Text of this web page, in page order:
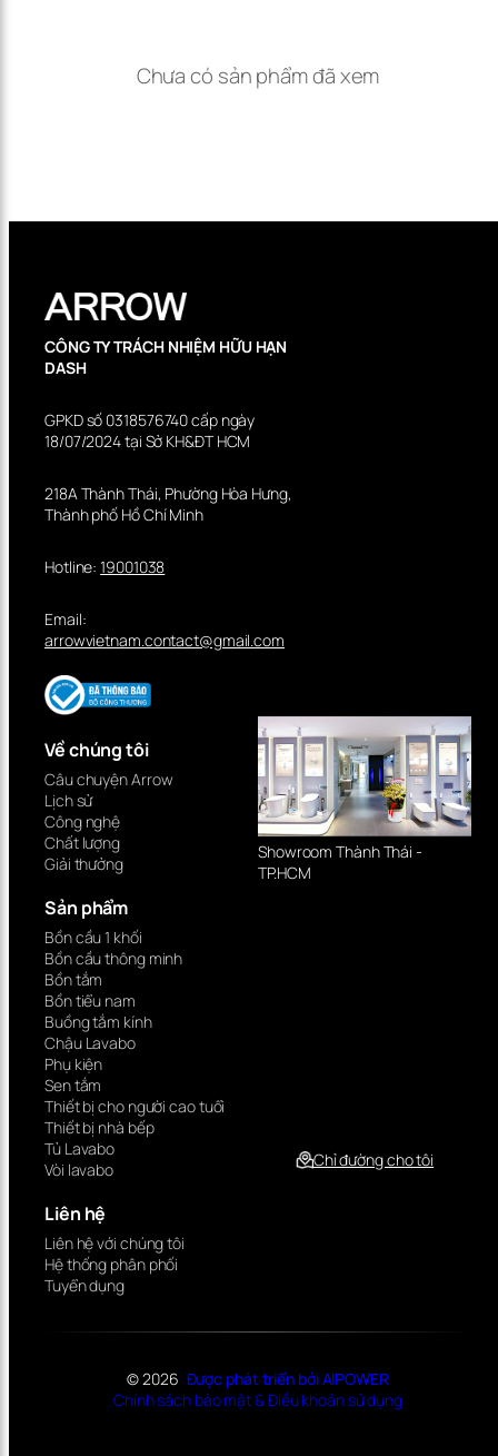
Chưa có sản phẩm đã xem
CÔNG TY TRÁCH NHIỆM HỮU HẠN
DASH
GPKD số 0318576740 cấp ngày
18/07/2024 tại Sở KH&ĐT HCM
218A Thành Thái, Phường Hòa Hưng,
Thành phố Hồ Chí Minh
Hotline:19001038
Email:
arrowvietnam.contact@gmail.com
Về chúng tôi
Câu chuyện Arrow
Lịch sử
Công nghệ
Chất lượng
Giải thưởng
Sản phẩm
Bồn cầu 1 khối
Bồn cầu thông minh
Bồn tắm
Bồn tiểu nam
Buồng tắm kính
Chậu Lavabo
Phụ kiện
Sen tắm
Thiết bị cho người cao tuổi
Thiết bị nhà bếp
Tủ Lavabo
Vòi lavabo
Liên hệ
Liên hệ với chúng tôi
Hệ thống phân phối
Tuyển dụng
Showroom Thành Thái -
TP.HCM
Chỉ đường cho tôi
© 2026 Được phát triển bởi AIPOWER
Chính sách bảo mật & Điều khoản sử dụng